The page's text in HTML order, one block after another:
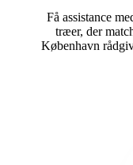
Få assistance
træer, der
København